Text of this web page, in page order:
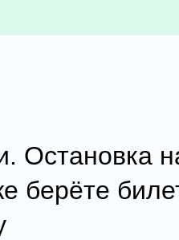
Остановка
берёте